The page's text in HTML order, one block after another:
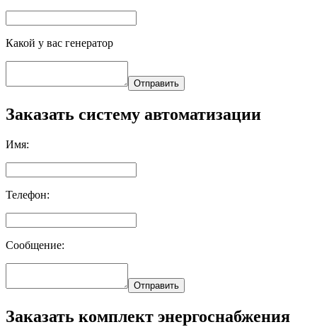
Какой у вас генератор
Отправить
Заказать систему автоматизации
Имя:
Телефон:
Сообщение:
Отправить
Заказать комплект энергоснабжения